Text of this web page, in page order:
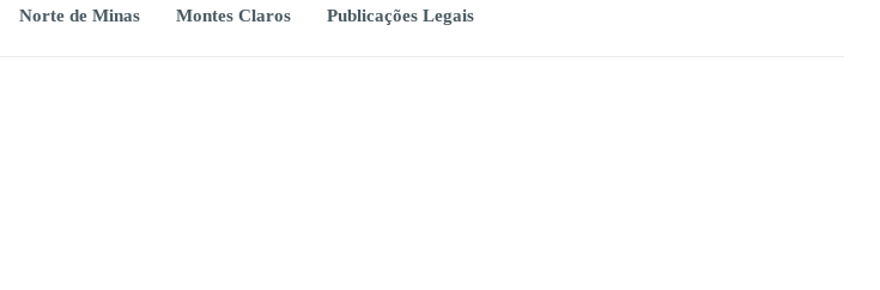
Norte de Minas Montes Claros Publicações Legais